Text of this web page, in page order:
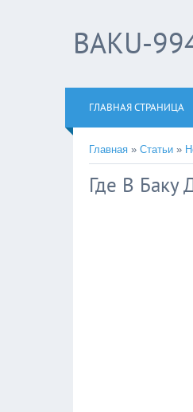
BAKU-
ГЛАВНАЯ СТРАНИЦА
Главная » Статьи »
Где В Баку